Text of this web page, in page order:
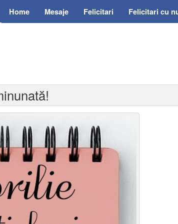
Home Mesaje Felicitari Felicitari cu